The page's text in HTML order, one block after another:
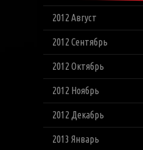
2012 Август
2012 Сентябрь
2012 Октябрь
2012 Ноябрь
2012 Декабрь
2013 Январь